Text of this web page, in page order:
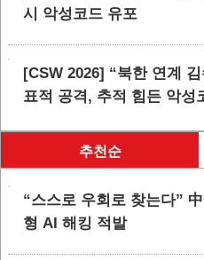
시 악성코드 유포
[CSW 2026] “북한 연계
표적 공격, 추적 힘든 악성
추천순
“스스로 우회로 찾는다”
형 AI 해킹 적발